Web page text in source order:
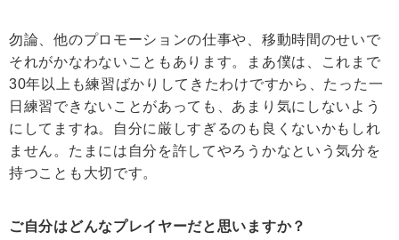
勿論、他のプロモーションの仕事や、移動時間のせいで
それがかなわないこともあります。まあ僕は、これまで
30年以上も練習ばかりしてきたわけですから、たった一
日練習できないことがあっても、あまり気にしないよう
にしてますね。自分に厳しすぎるのも良くないかもしれ
ません。たまには自分を許してやろうかなという気分を
持つことも大切です。
ご自分はどんなプレイヤーだと思いますか？